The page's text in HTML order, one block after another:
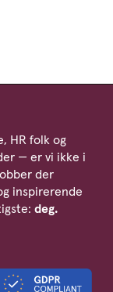
HR folk og
— er vi ikke i
der
inspirerende
deg.